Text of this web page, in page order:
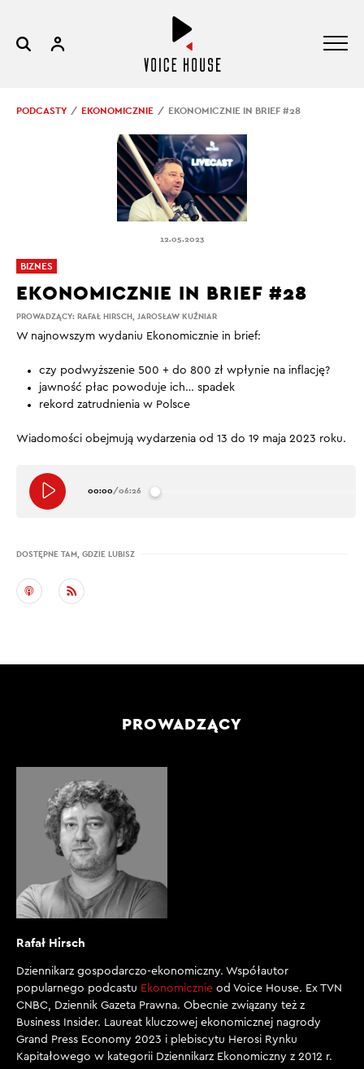
PODCASTY EKONOMICZNIE EKONOMICZNIE IN BRIEF #28
12.05.2023
PROWADZĄCY: RAFAŁ HIRSCH, JAROSŁAW KUŹNIAR
EKONOMICZNIE IN BRIEF #28
W najnowszym wydaniu Ekonomicznie in brief:
czy podwyższenie 500 + do 800 zł wpłynie na inflację?
jawność płac powoduje ich… spadek
rekord zatrudnienia w Polsce
Wiadomości obejmują wydarzenia od 13 do 19 maja 2023 roku.
00:00/06:26
DOSTĘPNE TAM, GDZIE LUBISZ
BIZNES
PROWADZĄCY
Rafał Hirsch
Dziennikarz gospodarczo-ekonomiczny. Współautor
popularnego podcastu Ekonomicznie od Voice House. Ex TVN
CNBC, Dziennik Gazeta Prawna. Obecnie związany też z
Business Insider. Laureat kluczowej ekonomicznej nagrody
Grand Press Economy 2023 i plebiscytu Herosi Rynku
Kapitałowego w kategorii Dziennikarz Ekonomiczny z 2012 r.